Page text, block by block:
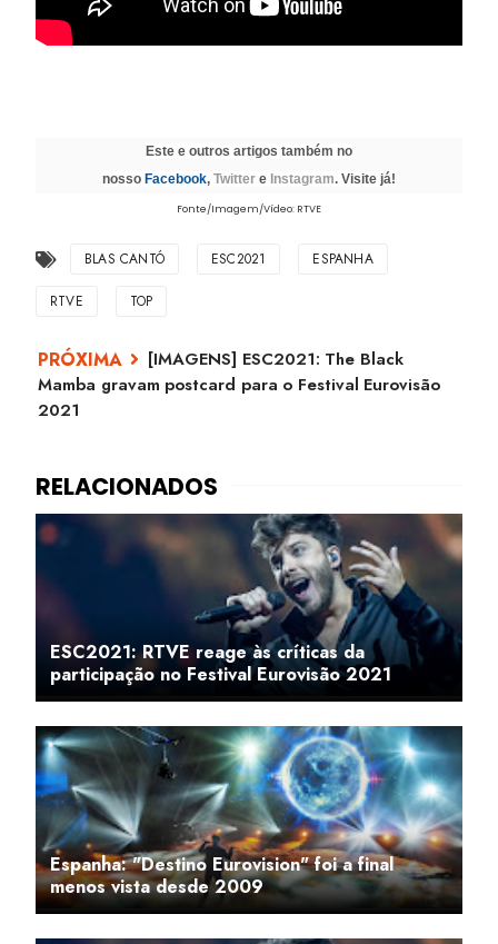
Este e outros artigos também no
nosso Facebook, Twitter e Instagram. Visite já!
Fonte/Imagem/Vídeo: RTVE
BLAS CANTÓ ESC2021 ESPANHA
RTVE TOP
[IMAGENS] ESC2021: The Black
Mamba gravam postcard para o Festival Eurovisão
2021
ESC2021: RTVE reage às críticas da
participação no Festival Eurovisão 2021
Espanha: "Destino Eurovision" foi a final
menos vista desde 2009